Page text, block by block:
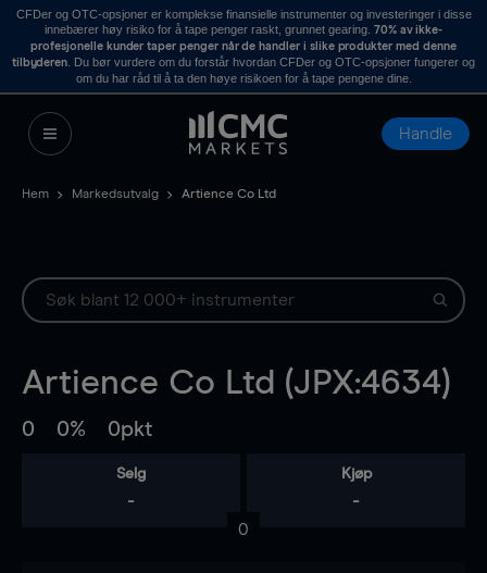
CFDer og OTC-opsjoner er komplekse finansielle instrumenter og investeringer i disse
innebærer høy risiko for å tape penger raskt, grunnet gearing. 70% av ikke-
profesjonelle kunder taper penger når de handler i slike produkter med denne
tilbyderen . Du bør vurdere om du forstår hvordan CFDer og OTC-opsjoner fungerer og
om du har råd til å ta den høye risikoen for å tape pengene dine.
Handle
Hem Markedsutvalg Artience Co Ltd
Artience Co Ltd (JPX:4634)
0 0% 0pkt
Selg
-
Kjøp
-
0